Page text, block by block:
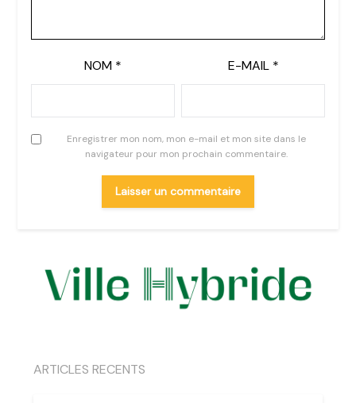
NOM * E-MAIL *
Enregistrer mon nom, mon e-mail et mon site dans le
navigateur pour mon prochain commentaire.
ARTICLES RECENTS